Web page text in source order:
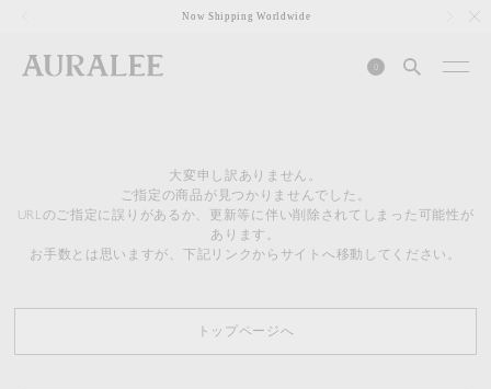
Now Shipping Worldwide
0
大変申し訳ありません。
ご指定の商品が見つかりませんでした。
URLのご指定に誤りがあるか、更新等に伴い削除されてしまった可能性が
あります。
お手数とは思いますが、下記リンクからサイトへ移動してください。
トップページへ